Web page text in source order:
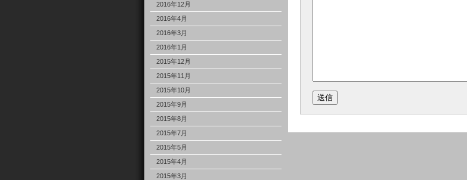
2016年12月
2016年4月
2016年3月
2016年1月
2015年12月
2015年11月
2015年10月
2015年9月
2015年8月
2015年7月
2015年5月
2015年4月
2015年3月